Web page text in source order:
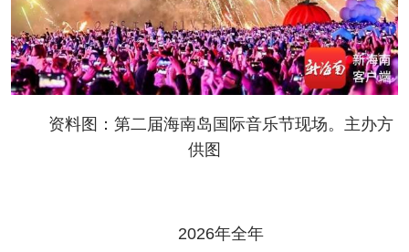
资料图：第二届海南岛国际音乐节现场。主办方
供图
2026年全年